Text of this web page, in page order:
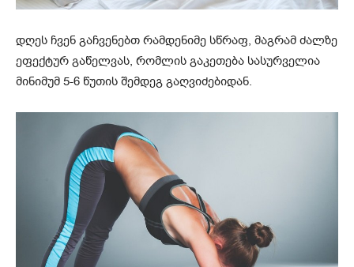
დღეს ჩვენ გაჩვენებთ რამდენიმე სწრაფ, მაგრამ ძალზე
ეფექტურ გაწელვას, რომლის გაკეთება სასურველია
მინიმუმ 5-6 წუთის შემდეგ გაღვიძებიდან.